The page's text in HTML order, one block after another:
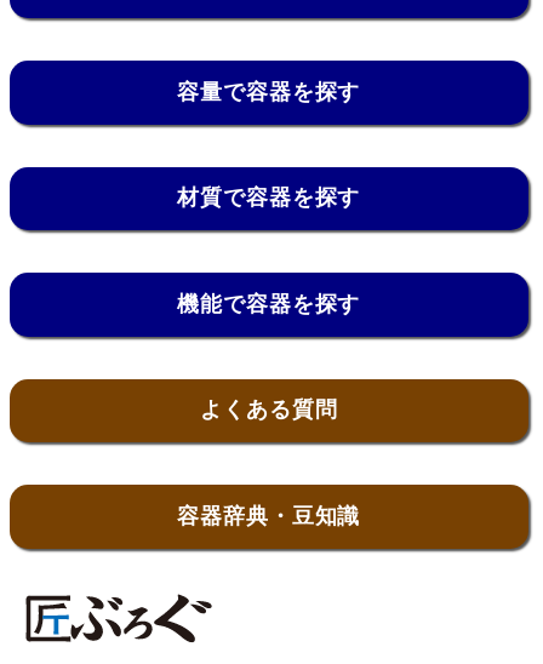
容量で容器を探す
材質で容器を探す
機能で容器を探す
よくある質問
容器辞典・豆知識